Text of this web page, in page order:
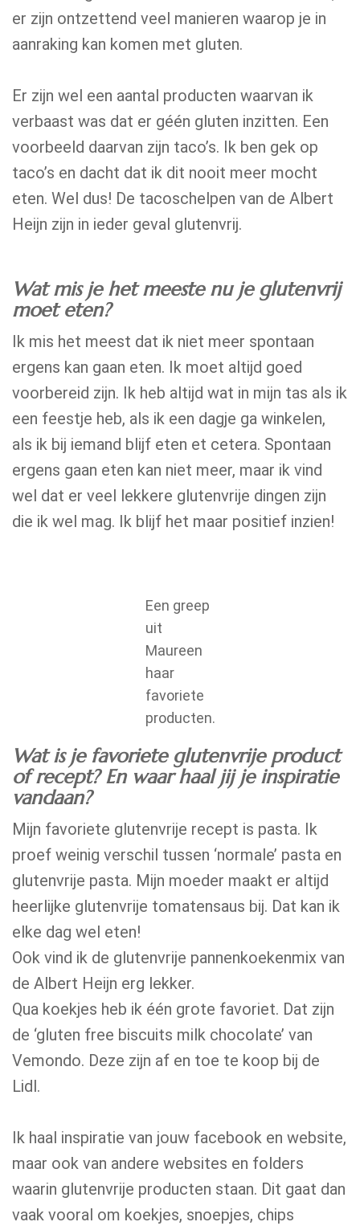
er zijn ontzettend veel manieren waarop je in
aanraking kan komen met gluten.
Er zijn wel een aantal producten waarvan ik
verbaast was dat er géén gluten inzitten. Een
voorbeeld daarvan zijn taco’s. Ik ben gek op
taco’s en dacht dat ik dit nooit meer mocht
eten. Wel dus! De tacoschelpen van de Albert
Heijn zijn in ieder geval glutenvrij.
Wat mis je het meeste nu je glutenvrij
moet eten?
Ik mis het meest dat ik niet meer spontaan
ergens kan gaan eten. Ik moet altijd goed
voorbereid zijn. Ik heb altijd wat in mijn tas als ik
een feestje heb, als ik een dagje ga winkelen,
als ik bij iemand blijf eten et cetera. Spontaan
ergens gaan eten kan niet meer, maar ik vind
wel dat er veel lekkere glutenvrije dingen zijn
die ik wel mag. Ik blijf het maar positief inzien!
Een greep
uit
Maureen
haar
favoriete
producten.
Wat is je favoriete glutenvrije product
of recept? En waar haal jij je inspiratie
vandaan?
Mijn favoriete glutenvrije recept is pasta. Ik
proef weinig verschil tussen ‘normale’ pasta en
glutenvrije pasta. Mijn moeder maakt er altijd
heerlijke glutenvrije tomatensaus bij. Dat kan ik
elke dag wel eten!
Ook vind ik de glutenvrije pannenkoekenmix van
de Albert Heijn erg lekker.
Qua koekjes heb ik één grote favoriet. Dat zijn
de ‘gluten free biscuits milk chocolate’ van
Vemondo. Deze zijn af en toe te koop bij de
Lidl.
Ik haal inspiratie van jouw facebook en website,
maar ook van andere websites en folders
waarin glutenvrije producten staan. Dit gaat dan
vaak vooral om koekjes, snoepjes, chips